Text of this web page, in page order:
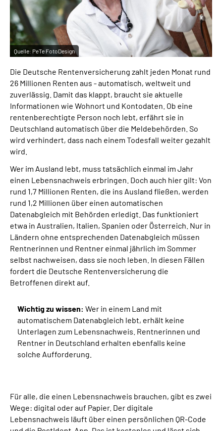
Quelle: PeTe FotoDesign
Die Deutsche Rentenversicherung zahlt jeden Monat rund
26 Millionen Renten aus - automatisch, weltweit und
zuverlässig. Damit das klappt, braucht sie aktuelle
Informationen wie Wohnort und Kontodaten. Ob eine
rentenberechtigte Person noch lebt, erfährt sie in
Deutschland automatisch über die Meldebehörden. So
wird verhindert, dass nach einem Todesfall weiter gezahlt
wird.
Wer im Ausland lebt, muss tatsächlich einmal im Jahr
einen Lebensnachweis erbringen. Doch auch hier gilt: Von
rund 1,7 Millionen Renten, die ins Ausland fließen, werden
rund 1,2 Millionen über einen automatischen
Datenabgleich mit Behörden erledigt. Das funktioniert
etwa in Australien, Italien, Spanien oder Österreich. Nur in
Ländern ohne entsprechenden Datenabgleich müssen
Rentnerinnen und Rentner einmal jährlich im Sommer
selbst nachweisen, dass sie noch leben. In diesen Fällen
fordert die Deutsche Rentenversicherung die
Betroffenen direkt auf.
Wichtig zu wissen: Wer in einem Land mit
automatischem Datenabgleich lebt, erhält keine
Unterlagen zum Lebensnachweis. Rentnerinnen und
Rentner in Deutschland erhalten ebenfalls keine
solche Aufforderung.
Für alle, die einen Lebensnachweis brauchen, gibt es zwei
Wege: digital oder auf Papier. Der digitale
Lebensnachweis läuft über einen persönlichen QR-Code